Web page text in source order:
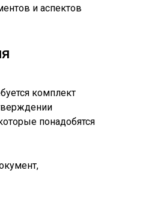
и аспектов
комплект
понадобятся